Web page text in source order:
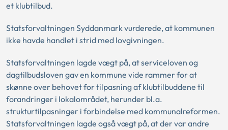
et klubtilbud.
Statsforvaltningen Syddanmark vurderede, at kommunen
ikke havde handlet i strid med lovgivningen.
Statsforvaltningen lagde vægt på, at serviceloven og
dagtilbudsloven gav en kommune vide rammer for at
skønne over behovet for tilpasning af klubtilbuddene til
forandringer i lokalområdet, herunder bl.a.
strukturtilpasninger i forbindelse med kommunalreformen.
Statsforvaltningen lagde også vægt på, at der var andre